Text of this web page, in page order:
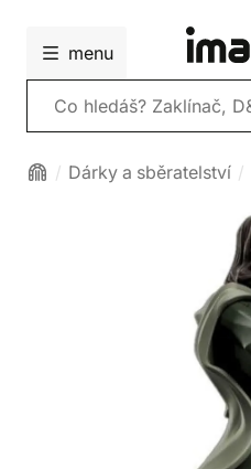
menu
Vyhledávání
Dárky a sběratelství